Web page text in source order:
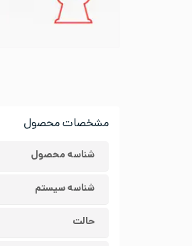
مشخصات محصول
شناسه محصول
شناسه سیستم
حالت